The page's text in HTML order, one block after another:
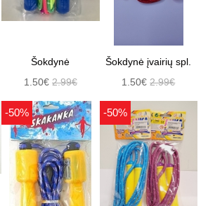
Šokdynė
1.50€ 2.99€
Šokdynė įvairių spl.
1.50€2.99€
-50% -50%